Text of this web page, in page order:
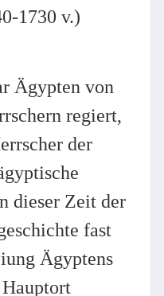
1730 v.)
Ägypten von
regiert,
der
dieser Zeit der
fast
Ägyptens